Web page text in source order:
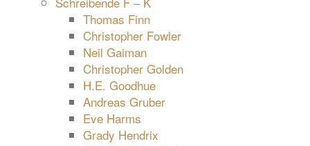
Thomas Finn
Christopher Fowler
Neil Gaiman
Christopher Golden
H.E. Goodhue
Andreas Gruber
Eve Harms
Grady Hendrix